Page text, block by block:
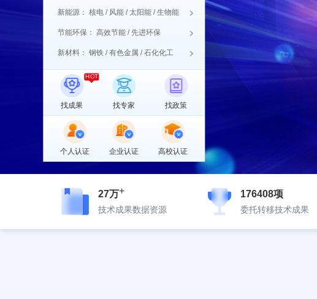
新能源： 核电 / 风能 / 太阳能 / 生物能
节能环保： 高效节能 / 先进环保
新材料： 钢铁 / 有色金属 / 石化化工
找成果 找专家 找政策
个人认证 企业认证 高校认证
27万+
技术成果数据资源
176408项
委托转移技术成果